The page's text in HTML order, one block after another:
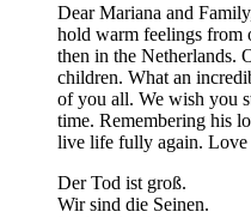
Dear Mariana and
hold warm feelings from
then in the Netherlands.
children. What an
of you all. We wish you
time. Remembering his
live life fully again. Love
Der Tod ist groß.
Wir sind die Seinen.